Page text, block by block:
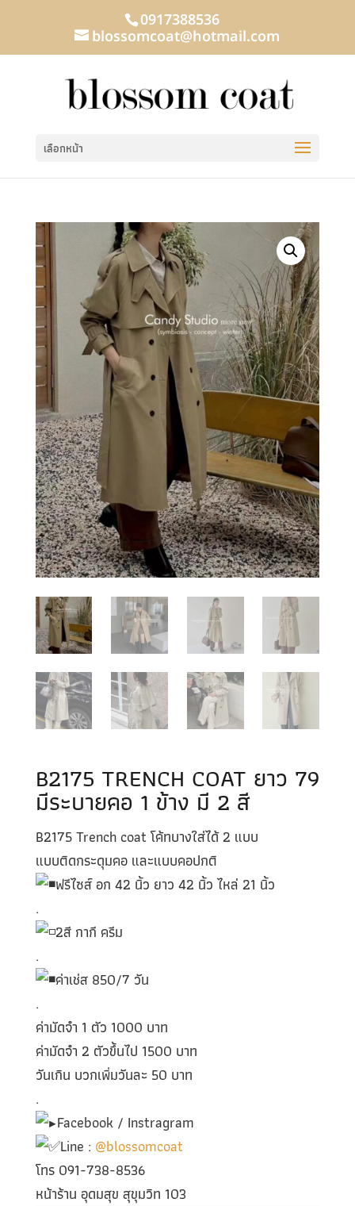
0917388536
blossomcoat@hotmail.com
เลือกหน้า
B2175 TRENCH COAT ยาว 79
มีระบายคอ 1 ข้าง มี 2 สี
B2175 Trench coat โค้ทบางใส่ได้ 2 แบบ
แบบติดกระดุมคอ และแบบคอปกติ
ฟรีไซส์ อก 42 นิ้ว ยาว 42 นิ้ว ไหล่ 21 นิ้ว
.
2สี กากี ครีม
.
ค่าเช่ส 850/7 วัน
.
ค่ามัดจำ 1 ตัว 1000 บาท
ค่ามัดจำ 2 ตัวขึ้นไป 1500 บาท
วันเกิน บวกเพิ่มวันละ 50 บาท
.
Facebook / Instragram
Line : @blossomcoat
โทร 091-738-8536
หน้าร้าน อุดมสุข สุขุมวิท 103